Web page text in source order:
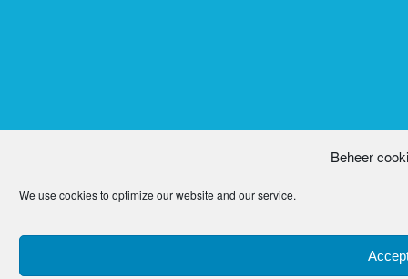
Beheer
We use cookies to optimize our website and our service.